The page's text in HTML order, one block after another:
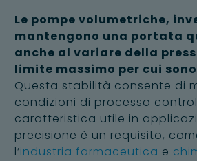
Le pompe volumetriche,
mantengono una portata
anche al variare della
limite massimo per cui
Questa stabilità consente di
condizioni di processo
caratteristica utile in
precisione è un requisito,
l’industria farmaceutica e